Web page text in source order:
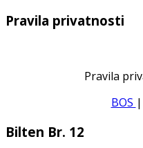
Pravila privatnosti
Pravila
BOS |
Bilten Br. 12